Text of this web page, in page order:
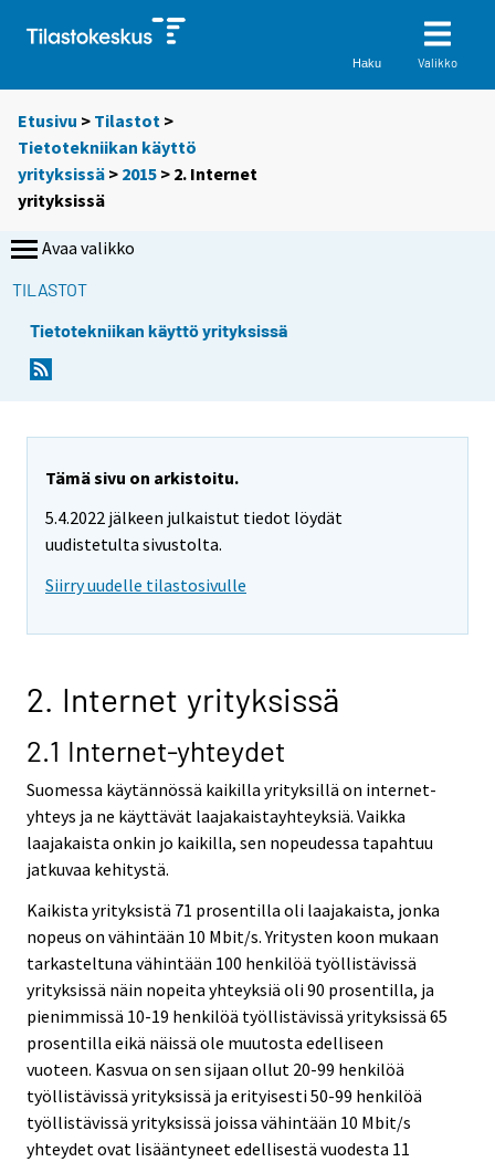
Haku Valikko
Etusivu > Tilastot >
Tietotekniikan käyttö
yrityksissä > 2015 > 2. Internet
yrityksissä
Avaa valikko
TILASTOT
Tietotekniikan käyttö yrityksissä
Tämä sivu on arkistoitu.
5.4.2022 jälkeen julkaistut tiedot löydät
uudistetulta sivustolta.
Siirry uudelle tilastosivulle
2. Internet yrityksissä
2.1 Internet-yhteydet
Suomessa käytännössä kaikilla yrityksillä on internet-
yhteys ja ne käyttävät laajakaistayhteyksiä. Vaikka
laajakaista onkin jo kaikilla, sen nopeudessa tapahtuu
jatkuvaa kehitystä.
Kaikista yrityksistä 71 prosentilla oli laajakaista, jonka
nopeus on vähintään 10 Mbit/s. Yritysten koon mukaan
tarkasteltuna vähintään 100 henkilöä työllistävissä
yrityksissä näin nopeita yhteyksiä oli 90 prosentilla, ja
pienimmissä 10-19 henkilöä työllistävissä yrityksissä 65
prosentilla eikä näissä ole muutosta edelliseen
vuoteen. Kasvua on sen sijaan ollut 20-99 henkilöä
työllistävissä yrityksissä ja erityisesti 50-99 henkilöä
työllistävissä yrityksissä joissa vähintään 10 Mbit/s
yhteydet ovat lisääntyneet edellisestä vuodesta 11